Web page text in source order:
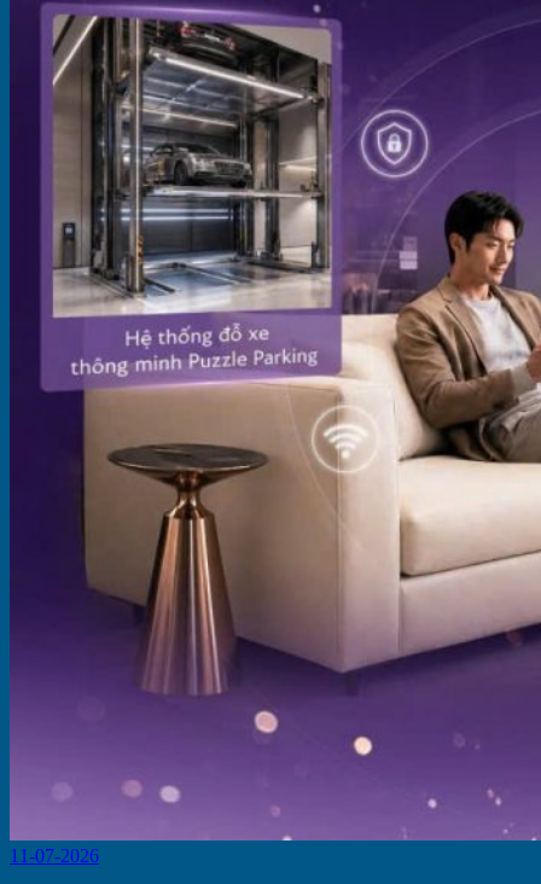
11-07-2026